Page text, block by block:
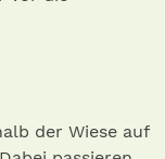
der Wiese auf